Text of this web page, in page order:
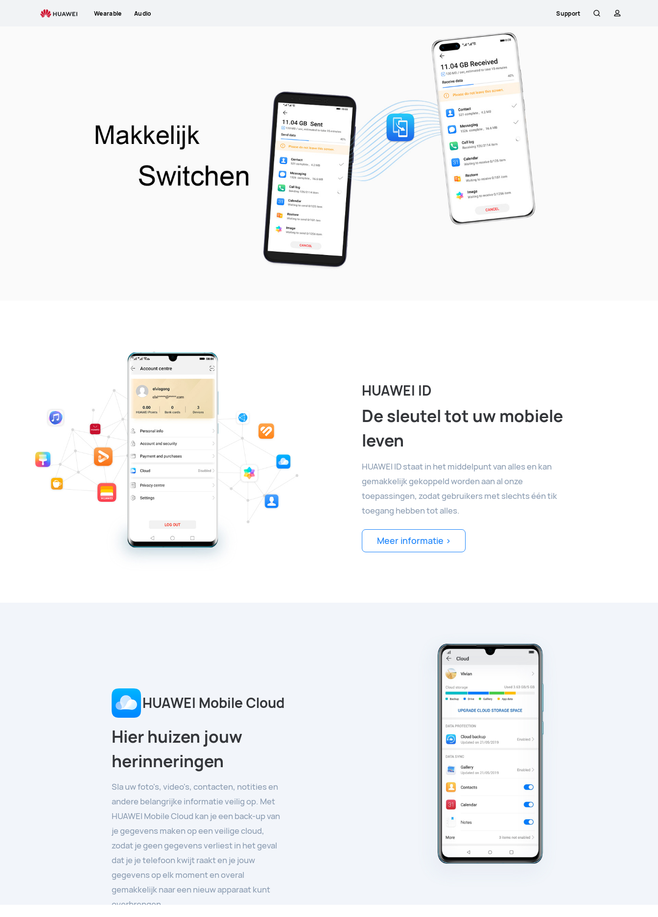
Wearable Audio Support
HUAWEI ID
De sleutel tot uw mobiele
leven
HUAWEI ID staat in het middelpunt van alles en kan
gemakkelijk gekoppeld worden aan al onze
toepassingen, zodat gebruikers met slechts één tik
toegang hebben tot alles.
Meer informatie >
HUAWEI Mobile Cloud
Hier huizen jouw
herinneringen
Sla uw foto's, video's, contacten, notities en
andere belangrijke informatie veilig op. Met
HUAWEI Mobile Cloud kan je een back-up van
je gegevens maken op een veilige cloud,
zodat je geen gegevens verliest in het geval
dat je je telefoon kwijt raakt en je jouw
gegevens op elk moment en overal
gemakkelijk naar een nieuw apparaat kunt
overbrengen.